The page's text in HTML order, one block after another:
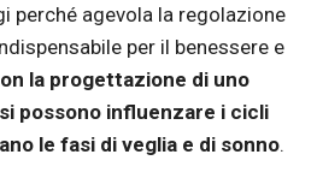
perché agevola la regolazione
per il benessere e
la progettazione di uno
possono influenzare i cicli
le fasi di veglia e di sonno.